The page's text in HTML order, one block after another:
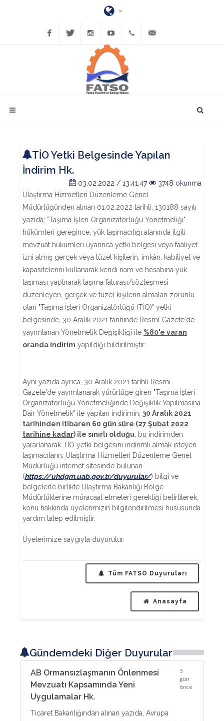
InstagramYouTube(452)
423-
TİO Yetki Belgesinde Yapılan
İndirim Hk.
03.02.2022 / 13:41:47
3748 okunma
Ulaştırma Hizmetleri Düzenleme Genel
Müdürlüğünden alınan 01.02.2022 tarihli, 130188 sayılı
yazıda; "Taşıma İşleri Organizatörlüğü Yönetmeliği"
hükümleri gereğince, yük taşımacılığı alanında ilgili
mevzuat hükümleri uyarınca yetki belgesi veya faaliyet
izni almış gerçek veya tüzel kişilerin, imkân, kabiliyet ve
kapasitelerini kullanarak kendi nam ve hesabına yük
taşıması yaptırarak taşıma faturası/sözleşmesi
düzenleyen, gerçek ve tüzel kişilerin almaları zorunlu
olan "Taşıma İşleri Organizatörlüğü (TİO)" yetki
belgesinde, 30 Aralık 2021 tarihinde Resmî Gazete'de
yayımlanan Yönetmelik Değişikliği ile %80'e varan
oranda indirim yapıldığı bildirilmiştir.
Aynı yazıda ayrıca, 30 Aralık 2021 tarihli Resmi
Gazete'de yayımlanarak yürürlüğe giren "Taşıma İşleri
Organizatörlüğü Yönetmeliğinde Değişiklik Yapılmasına
Dair Yönetmelik" ile yapılan indirimin, 30 Aralık 2021
tarihinden itibaren 60 gün süre (27 Şubat 2022
tarihine kadar) ile sınırlı olduğu , bu indirimden
yararlanarak TİO yetki belgesini indirimli almak isteyen
taşımacıların, Ulaştırma Hizmetleri Düzenleme Genel
Müdürlüğü internet sitesinde bulunan
(https://uhdgm.uab.gov.tr/duyurular/) bilgi ve
belgelerle birlikte Ulaştırma Bakanlığı Bölge
Müdürlüklerine müracaat etmeleri gerektiği belirtilerek,
konu hakkında üyelerimizin bilgilendirilmesi hususunda
yardım talep edilmiştir.
Üyelerimize saygıyla duyurulur.
Tüm FATSO Duyuruları
Anasayfa
Gündemdeki Diğer Duyurular
AB Ormansızlaşmanın Önlenmesi
Mevzuatı Kapsamında Yeni
Uygulamalar Hk.
5
gün
önce
Ticaret Bakanlığından alınan yazıda, Avrupa